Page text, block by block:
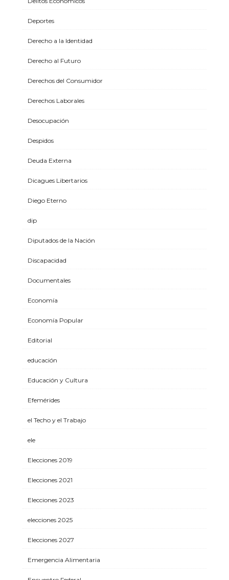
Deportes
Derecho a la Identidad
Derecho al Futuro
Derechos del Consumidor
Derechos Laborales
Desocupación
Despidos
Deuda Externa
Dicagues Libertarios
Diego Eterno
dip
Diputados de la Nación
Discapacidad
Documentales
Economía
Economía Popular
Editorial
educación
Educación y Cultura
Efemérides
el Techo y el Trabajo
ele
Elecciones 2019
Elecciones 2021
Elecciones 2023
elecciones 2025
Elecciones 2027
Emergencia Alimentaria